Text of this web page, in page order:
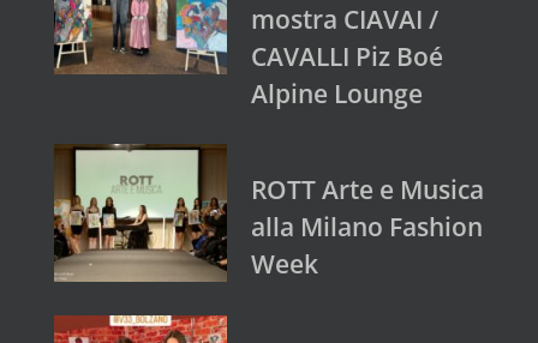
mostra CIAVAI /
CAVALLI Piz Boé
Alpine Lounge
ROTT Arte e Musica
alla Milano Fashion
Week